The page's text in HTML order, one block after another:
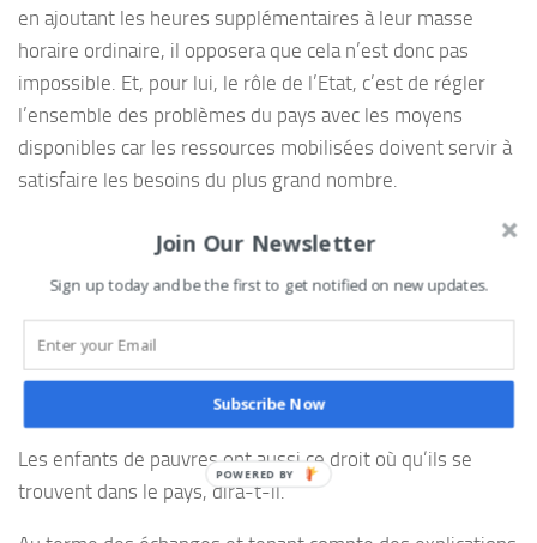
en ajoutant les heures supplémentaires à leur masse
horaire ordinaire, il opposera que cela n’est donc pas
impossible. Et, pour lui, le rôle de l’Etat, c’est de régler
l’ensemble des problèmes du pays avec les moyens
disponibles car les ressources mobilisées doivent servir à
satisfaire les besoins du plus grand nombre.
Ouvert à la discussion, le Chef de l’Etat a, en écoutant ses
base de données et, si les 30h s’avéraient irréalistes, de
du fétichisme. Le seul souci, a-t-il martelé, c’est de
rompre avec le fait que seuls les enfants de parents aisés
puissent aller à l’école dans des conditions convenables.
Les enfants de pauvres ont aussi ce droit où qu’ils se
trouvent dans le pays, dira-t-il.
Join Our Newsletter
Sign up today and be the first to get notified on new updates.
Subscribe Now